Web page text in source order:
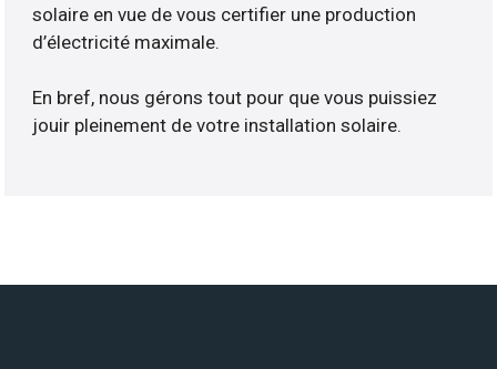
solaire en vue de vous certifier une production
d’électricité maximale.
En bref, nous gérons tout pour que vous puissiez
jouir pleinement de votre installation solaire.